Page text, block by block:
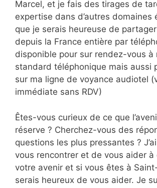
Marcel, et je fais des tirages de
expertise dans d’autres domaines
que je serais heureuse de
depuis la France entière par
disponible pour sur rendez-vous à
standard téléphonique mais aussi
sur ma ligne de voyance audiotel
immédiate sans RDV)
Êtes-vous curieux de ce que
réserve ? Cherchez-vous des
questions les plus pressantes ?
vous rencontrer et de vous aider à
votre avenir et si vous êtes à
serais heureux de vous aider. Je